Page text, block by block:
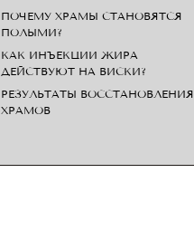
ПОЧЕМУ ХРАМЫ СТАНОВЯТСЯ
ПОЛЫМИ?
КАК ИНЪЕКЦИИ ЖИРА
ДЕЙСТВУЮТ НА ВИСКИ?
РЕЗУЛЬТАТЫ ВОССТАНОВЛЕНИЯ
ХРАМОВ